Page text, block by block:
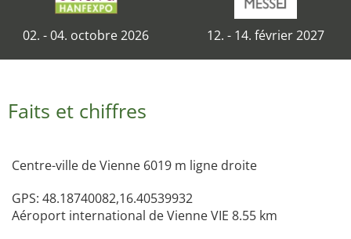
02. - 04. octobre 2026 12. - 14. février 2027
Faits et chiffres
Centre-ville de Vienne 6019 m ligne droite
GPS: 48.18740082,16.40539932
Aéroport international de Vienne VIE 8.55 km